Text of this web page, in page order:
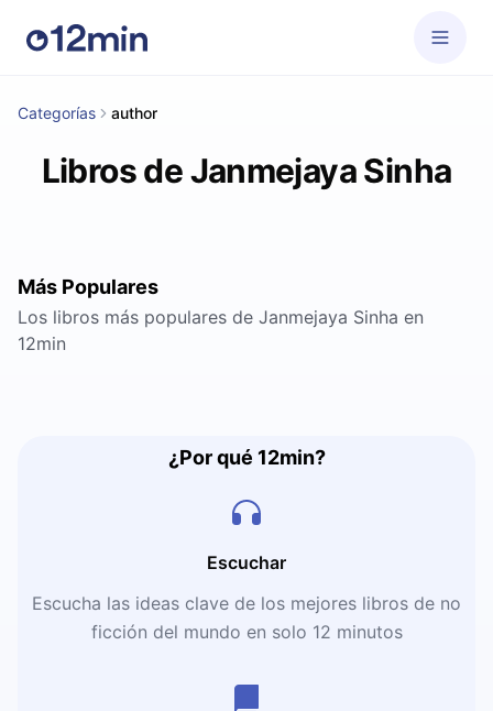
Categorías author
Libros de Janmejaya Sinha
Más Populares
Los libros más populares de Janmejaya Sinha en
12min
¿Por qué 12min?
Escuchar
Escucha las ideas clave de los mejores libros de no
ficción del mundo en solo 12 minutos